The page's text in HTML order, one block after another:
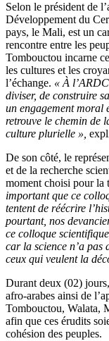
Selon le président de
Développement du
pays, le Mali, est un
rencontre entre les
Tombouctou incarne
les cultures et les
l’échange. « À
diviser, de construire
un engagement moral
retrouve le chemin de
culture plurielle »,
De son côté, le
et de la recherche
moment choisi pour la
important que ce
tentent de réécrire
pourtant, nos
ce colloque
car la science n’a pas
ceux qui veulent la
Durant deux (02)
afro-arabes ainsi de
Tombouctou, Walata,
afin que ces érudits
cohésion des peuples.